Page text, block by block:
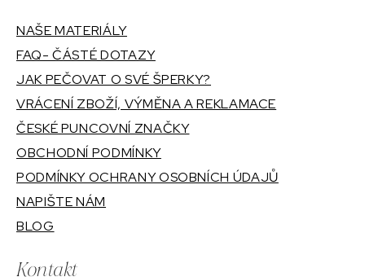
NAŠE MATERIÁLY
FAQ- ČÁSTÉ DOTAZY
JAK PEČOVAT O SVÉ ŠPERKY?
VRÁCENÍ ZBOŽÍ, VÝMĚNA A REKLAMACE
ČESKÉ PUNCOVNÍ ZNAČKY
OBCHODNÍ PODMÍNKY
PODMÍNKY OCHRANY OSOBNÍCH ÚDAJŮ
NAPIŠTE NÁM
BLOG
Kontakt